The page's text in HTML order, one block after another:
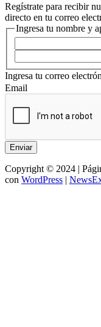
Regístrate para recibir
directo en tu correo
y
nombre
electrónico:
Ingresa tu nombre y
Ingresa tu correo
Email
Enviar
Copyright © 2024 |
con WordPress |